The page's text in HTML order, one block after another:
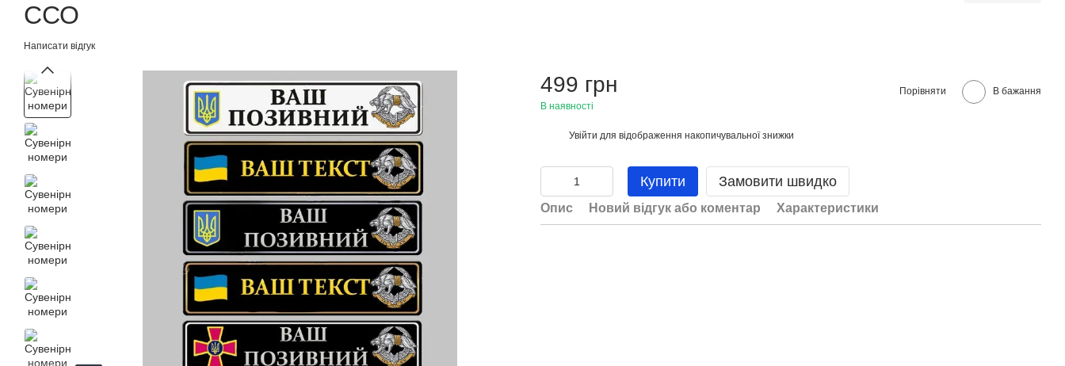
ССО
Написати відгук
499 грн
В наявності
Порівняти В бажання
Увійти для відображення накопичувальної знижки
Купити Замовити швидко
Опис Новий відгук або коментар Характеристики